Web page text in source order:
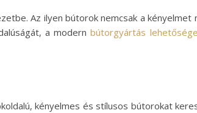
Az ilyen bútorok nemcsak a kényelmet
a modernbútorgyártás
kényelmes és stílusos bútorokat